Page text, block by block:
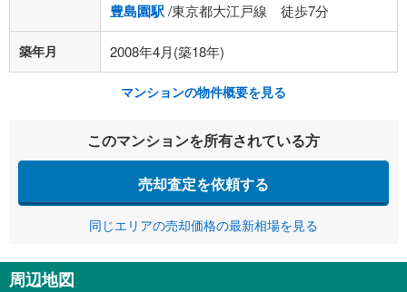
豊島園駅/東京都大江戸線 徒歩7分
築年月 2008年4月(築18年)
マンションの物件概要を見る
このマンションを所有されている方
売却査定を依頼する
同じエリアの売却価格の最新相場を見る
周辺地図